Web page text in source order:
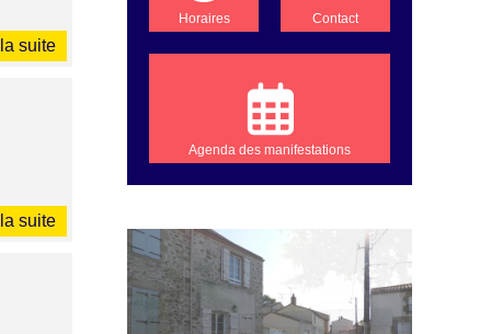
suite
suite
Horaires Contact
Agenda des manifestations